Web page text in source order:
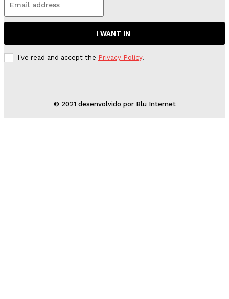
I WANT IN
I've read and accept the Privacy Policy.
© 2021 desenvolvido por Blu Internet